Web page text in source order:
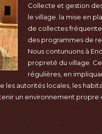
Collecte et gestion
le village. la mise en
de collectes
des programmes de
Nous contunuons à
propreté du village.
régulières, en
autorités locales, les
un environnement propre